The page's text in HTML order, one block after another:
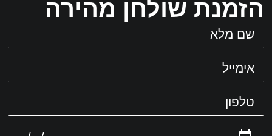
הזמנת שולחן מהירה